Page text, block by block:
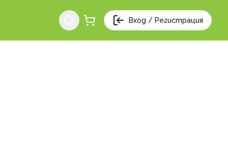
Вход / Регистрация